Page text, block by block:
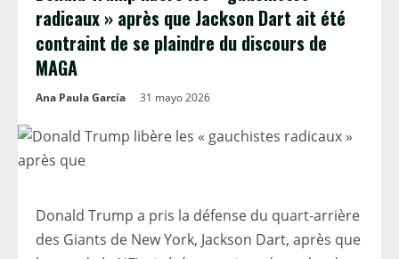
radicaux » après que Jackson Dart ait été
contraint de se plaindre du discours de
MAGA
Ana Paula García 31 mayo 2026
Donald Trump a pris la défense du quart-arrière
des Giants de New York, Jackson Dart, après que